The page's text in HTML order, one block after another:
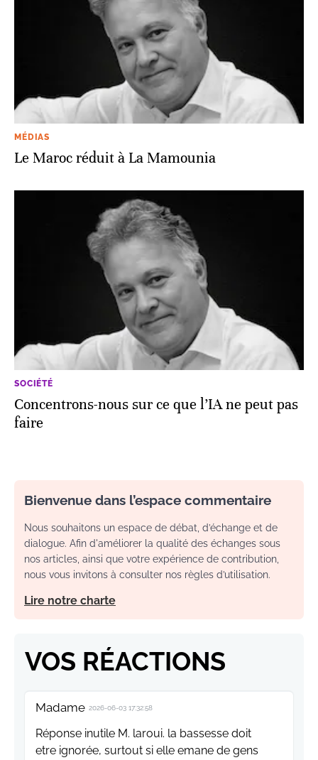
MÉDIAS
Le Maroc réduit à La Mamounia
SOCIÉTÉ
Concentrons-nous sur ce que l’IA ne peut pas
faire
Bienvenue dans l’espace commentaire
Nous souhaitons un espace de débat, d’échange et de
dialogue. Afin d'améliorer la qualité des échanges sous
nos articles, ainsi que votre expérience de contribution,
nous vous invitons à consulter nos règles d’utilisation.
Lire notre charte
VOS RÉACTIONS
Madame 2026-06-03 17:32:58
Réponse inutile M. laroui. la bassesse doit
etre ignorée, surtout si elle emane de gens